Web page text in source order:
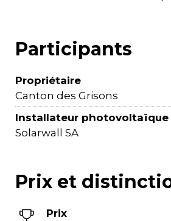
Participants
Propriétaire
Canton des Grisons
Installateur photovoltaïque
Solarwall SA
Prix et
Prix